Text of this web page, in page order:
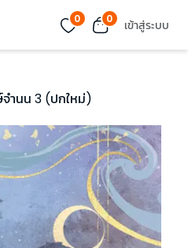
0 0 เข้าสู่ระบบ
ำนน 3 (ปกใหม่)